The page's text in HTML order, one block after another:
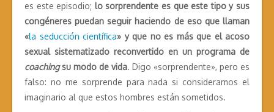
es este episodio; lo sorprendente es que este tipo y sus
congéneres puedan seguir haciendo de eso que llaman
«la seducción científica» y que no es más que el acoso
sexual sistematizado reconvertido en un programa de
coachingsu modo de vida. Digo «sorprendente», pero es
falso: no me sorprende para nada si consideramos el
imaginario al que estos hombres están sometidos.